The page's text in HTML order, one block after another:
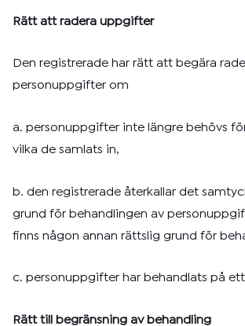
Rätt att radera uppgifter
Den registrerade har rätt att begära
personuppgifter om
a. personuppgifter inte längre behövs
vilka de samlats in,
b. den registrerade återkallar det
grund för behandlingen av
finns någon annan rättslig grund för
c. personuppgifter har behandlats på
Rätt till begränsning av behandling